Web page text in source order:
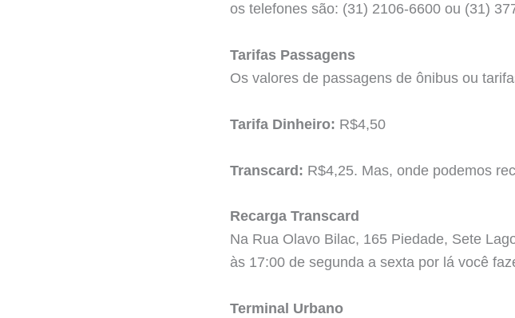
os telefones são: (31) 2106-6600 ou (31)
Tarifas Passagens
Os valores de passagens de ônibus ou
Tarifa Dinheiro: R$4,50
Transcard: R$4,25. Mas, onde podemos
Recarga Transcard
Na Rua Olavo Bilac, 165 Piedade, Sete
às 17:00 de segunda a sexta por lá você
Terminal Urbano